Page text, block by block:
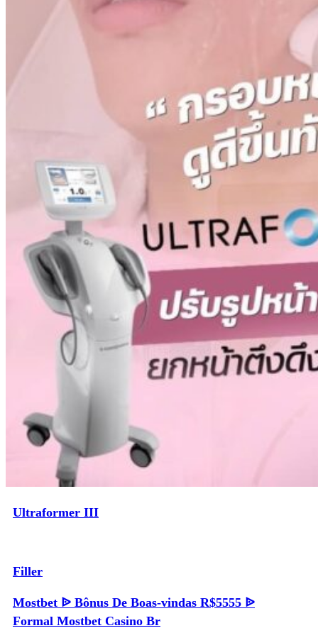
Ultraformer III
Filler
Mostbet ᐉ Bônus De Boas-vindas R$5555 ᐉ
Formal Mostbet Casino Br